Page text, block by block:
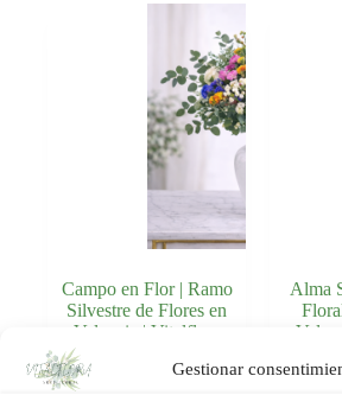
Gestionar
Campo en Flor | Ramo
Silvestre de Flores en
Valencia | Vitalflora
Alma